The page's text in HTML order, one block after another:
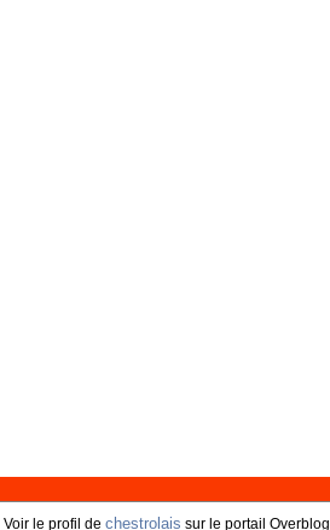
Voir le profil de chestrolais sur le portail Overblog